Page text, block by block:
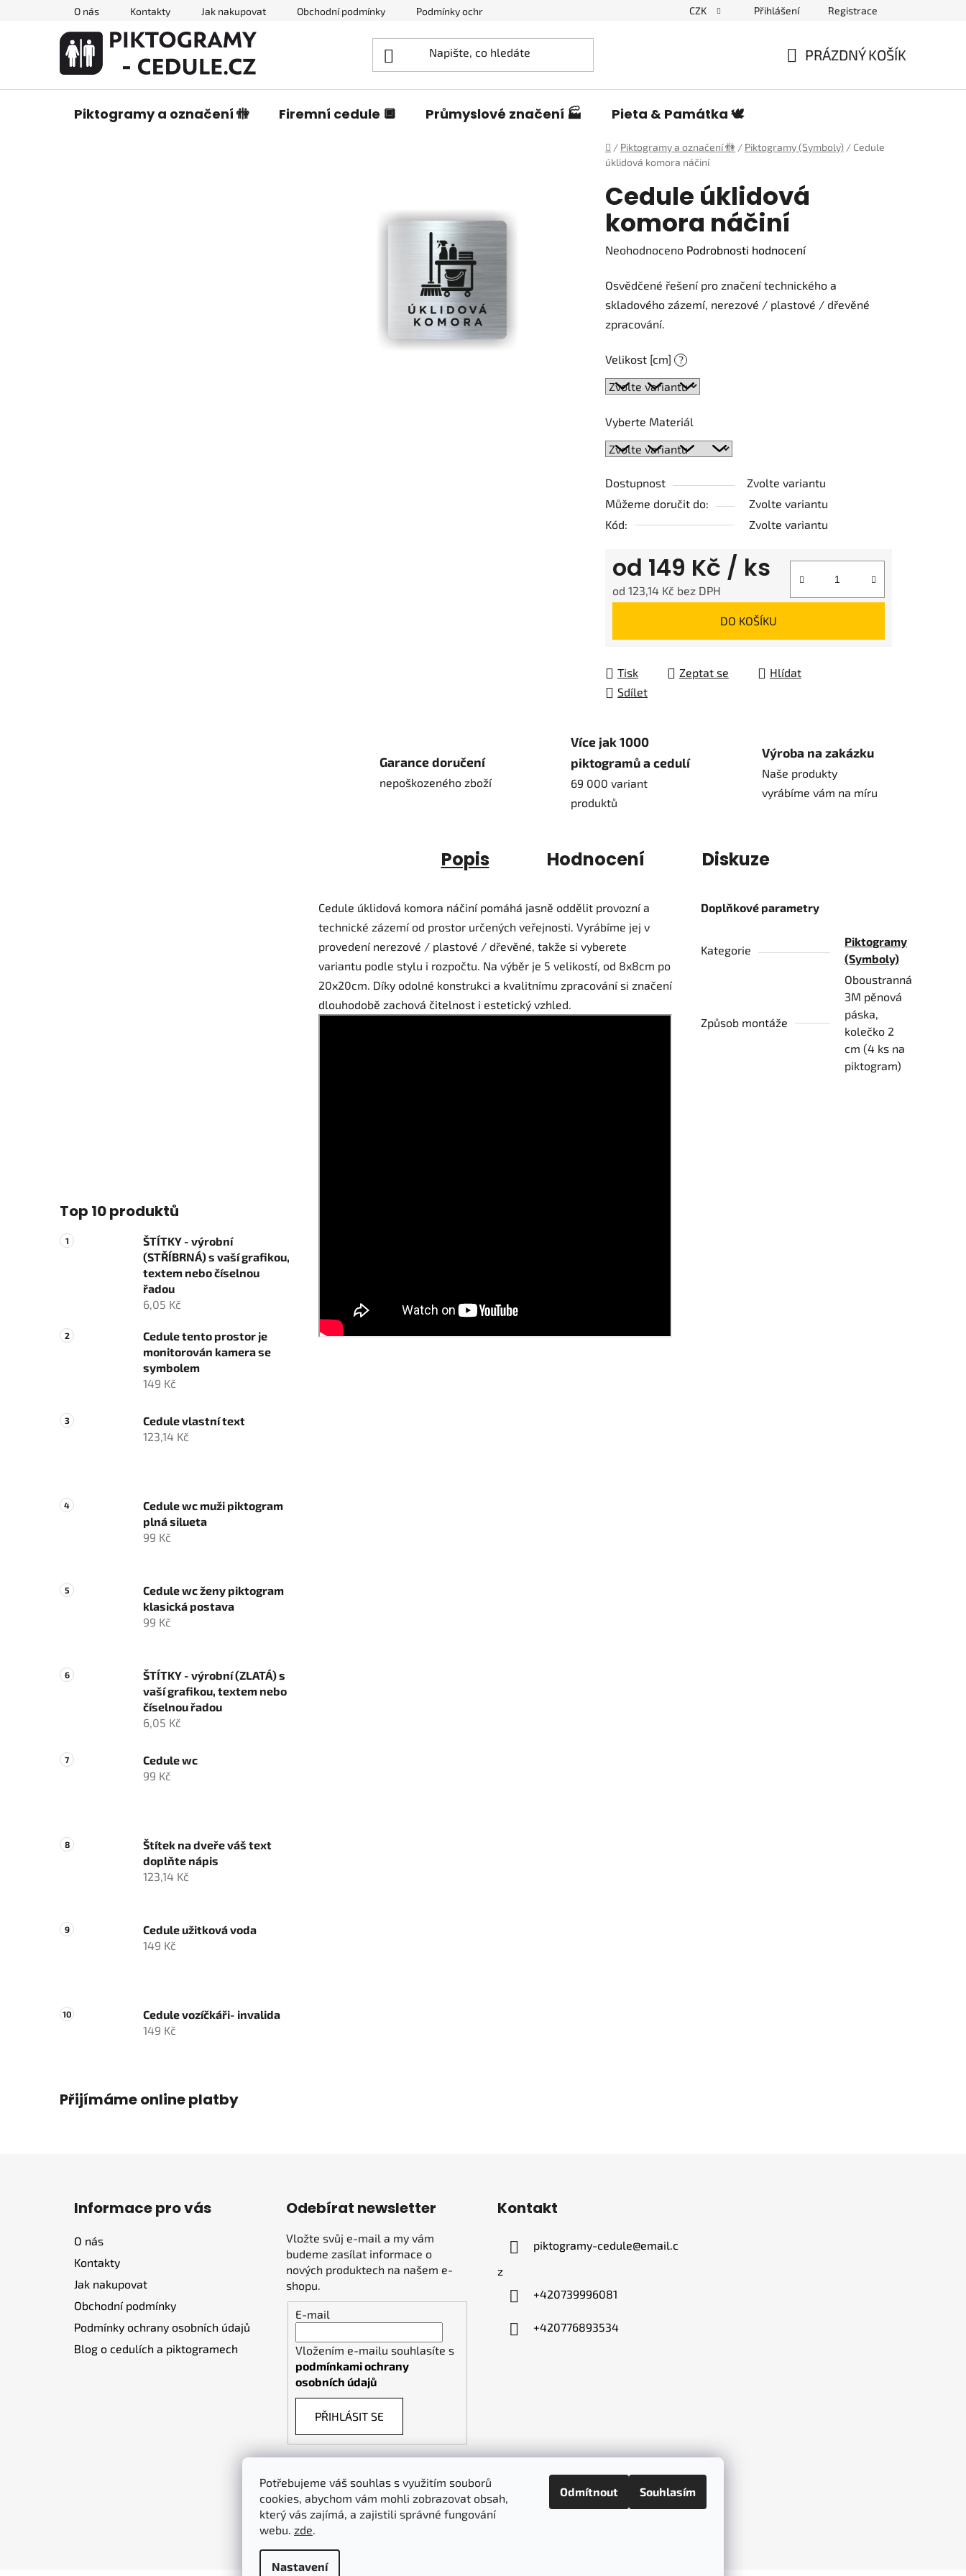
Potřebujeme váš souhlas s využitím souborů
cookies, abychom vám mohli zobrazovat obsah,
který vás zajímá, a zajistili správné fungování
webu. zde.
Nastavení
Odmítnout Souhlasím
O nás Kontakty Jak nakupovat Obchodní podmínky Podmínky ochrany osobních údajů Blog o cedulích a piktogramech
CZK Přihlášení Registrace
PRÁZDNÝ KOŠÍK
Piktogramy a označení 🚻 Firemní cedule 🔲 Průmyslové značení 🏭 Pieta & Památka 🕊️
Domů
/ Piktogramy a označení 🚻 / Piktogramy (Symboly) / Cedule
úklidová komora náčiní
Top 10 produktů
ŠTÍTKY - výrobní
(STŘÍBRNÁ) s vaší grafikou,
textem nebo číselnou
řadou
6,05 Kč
Cedule tento prostor je
monitorován kamera se
symbolem
149 Kč
Cedule vlastní text
123,14 Kč
Cedule wc muži piktogram
plná silueta
99 Kč
Cedule wc ženy piktogram
klasická postava
99 Kč
ŠTÍTKY - výrobní (ZLATÁ) s
vaší grafikou, textem nebo
číselnou řadou
6,05 Kč
Cedule wc
99 Kč
Štítek na dveře váš text
doplňte nápis
123,14 Kč
Cedule užitková voda
149 Kč
Cedule vozíčkáři- invalida
149 Kč
Přijímáme online platby
Cedule úklidová
komora náčiní
Průměrné
produktu
je
0,0
5
hvězdiček.
Neohodnoceno Podrobnosti hodnocení
Osvědčené řešení pro značení technického a
skladového zázemí, nerezové / plastové / dřevěné
zpracování.
Velikost [cm] ?
Vyberte Materiál
Dostupnost
Zvolte variantu
Můžeme doručit do:
Zvolte variantu
Kód:
Zvolte variantu
od 149 Kč / ks
od 123,14 Kč bez DPH
DO KOŠÍKU
Tisk Zeptat se
Hlídat
Sdílet
Garance doručení
nepoškozeného zboží
Více jak 1000
piktogramů a cedulí
69 000 variant
produktů
Výroba na zakázku
Naše produkty
vyrábíme vám na míru
Popis Hodnocení Diskuze
Cedule úklidová komora náčiní pomáhá jasně oddělit provozní a
technické zázemí od prostor určených veřejnosti. Vyrábíme jej v
provedení nerezové / plastové / dřevěné, takže si vyberete
variantu podle stylu i rozpočtu. Na výběr je 5 velikostí, od 8x8cm po
20x20cm. Díky odolné konstrukci a kvalitnímu zpracování si značení
dlouhodobě zachová čitelnost i estetický vzhled.
Doplňkové parametry
Kategorie
Piktogramy
(Symboly)
Způsob montáže
Oboustranná
3M pěnová
páska,
kolečko 2
cm (4 ks na
piktogram)
Informace pro vás
O nás
Kontakty
Jak nakupovat
Obchodní podmínky
Podmínky ochrany osobních údajů
Blog o cedulích a piktogramech
Odebírat newsletter
Vložte svůj e-mail a my vám
budeme zasílat informace o
nových produktech na našem e-
shopu.
E-mail
Vložením e-mailu souhlasíte s
podmínkami ochrany
osobních údajů
PŘIHLÁSIT SE
Kontakt
piktogramy-cedule@email.c
z
+420739996081
+420776893534
piktogramy-cedule.cz denex.cz